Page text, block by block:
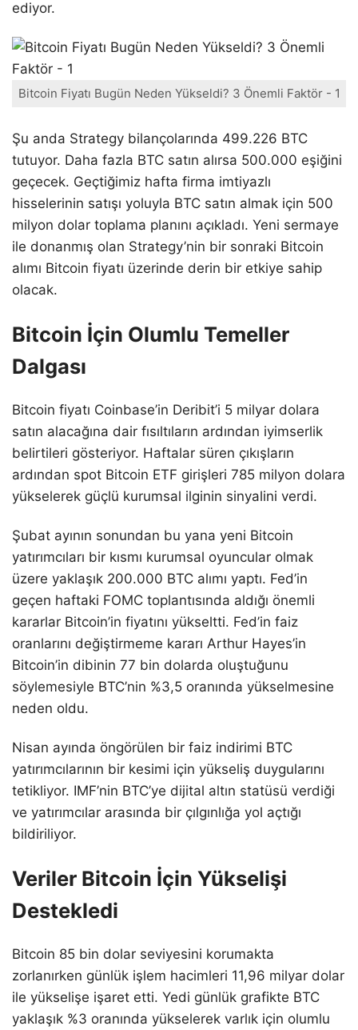
ediyor.
Bitcoin Fiyatı Bugün Neden Yükseldi? 3 Önemli Faktör - 1
Şu anda Strategy bilançolarında 499.226 BTC
tutuyor. Daha fazla BTC satın alırsa 500.000 eşiğini
geçecek. Geçtiğimiz hafta firma imtiyazlı
hisselerinin satışı yoluyla BTC satın almak için 500
milyon dolar toplama planını açıkladı. Yeni sermaye
ile donanmış olan Strategy’nin bir sonraki Bitcoin
alımı Bitcoin fiyatı üzerinde derin bir etkiye sahip
olacak.
Bitcoin İçin Olumlu Temeller
Dalgası
Bitcoin fiyatı Coinbase’in Deribit’i 5 milyar dolara
satın alacağına dair fısıltıların ardından iyimserlik
belirtileri gösteriyor. Haftalar süren çıkışların
ardından spot Bitcoin ETF girişleri 785 milyon dolara
yükselerek güçlü kurumsal ilginin sinyalini verdi.
Şubat ayının sonundan bu yana yeni Bitcoin
yatırımcıları bir kısmı kurumsal oyuncular olmak
üzere yaklaşık 200.000 BTC alımı yaptı. Fed’in
geçen haftaki FOMC toplantısında aldığı önemli
kararlar Bitcoin’in fiyatını yükseltti. Fed’in faiz
oranlarını değiştirmeme kararı Arthur Hayes’in
Bitcoin’in dibinin 77 bin dolarda oluştuğunu
söylemesiyle BTC’nin %3,5 oranında yükselmesine
neden oldu.
Nisan ayında öngörülen bir faiz indirimi BTC
yatırımcılarının bir kesimi için yükseliş duygularını
tetikliyor. IMF’nin BTC’ye dijital altın statüsü verdiği
ve yatırımcılar arasında bir çılgınlığa yol açtığı
bildiriliyor.
Veriler Bitcoin İçin Yükselişi
Destekledi
Bitcoin 85 bin dolar seviyesini korumakta
zorlanırken günlük işlem hacimleri 11,96 milyar dolar
ile yükselişe işaret etti. Yedi günlük grafikte BTC
yaklaşık %3 oranında yükselerek varlık için olumlu